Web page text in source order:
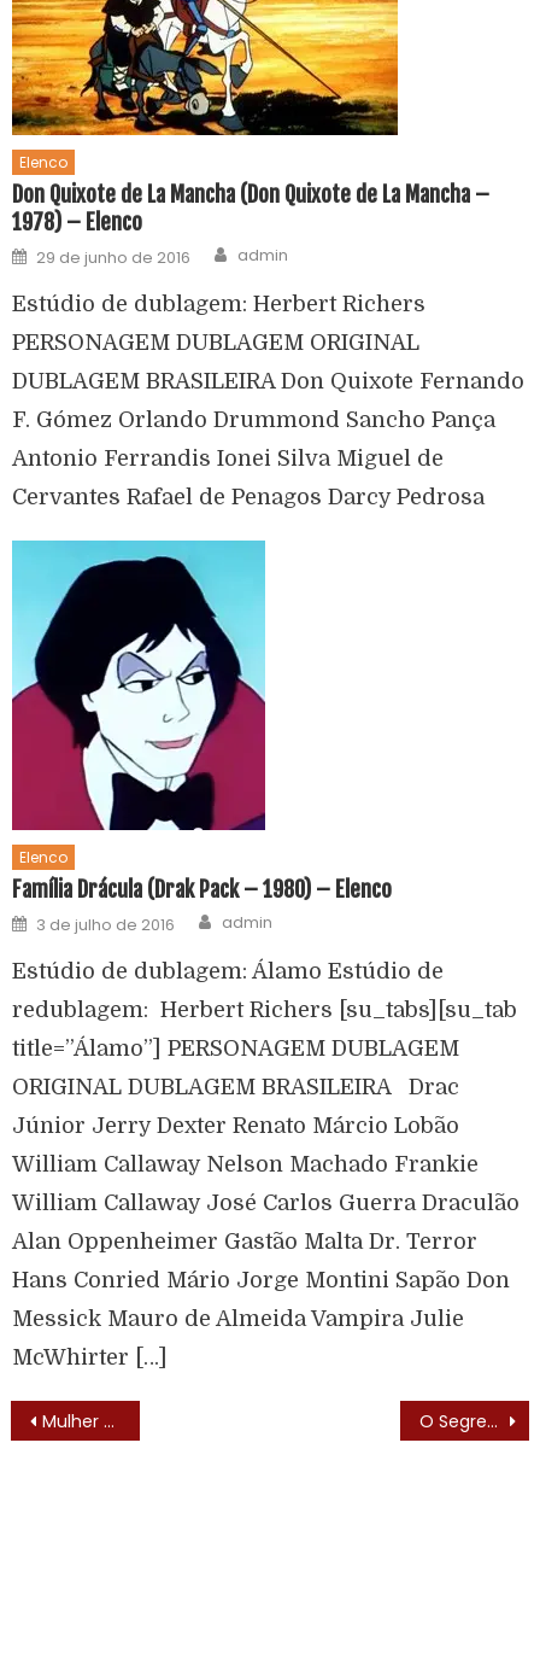
Elenco
Don Quixote de La Mancha (Don Quixote de La Mancha –
1978) – Elenco
29 de junho de 2016 admin
Estúdio de dublagem: Herbert Richers
PERSONAGEM DUBLAGEM ORIGINAL
DUBLAGEM BRASILEIRA Don Quixote Fernando
F. Gómez Orlando Drummond Sancho Pança
Antonio Ferrandis Ionei Silva Miguel de
Cervantes Rafael de Penagos Darcy Pedrosa
Elenco
Família Drácula (Drak Pack – 1980) – Elenco
3 de julho de 2016 admin
Estúdio de dublagem: Álamo Estúdio de
redublagem: Herbert Richers [su_tabs][su_tab
title=”Álamo”] PERSONAGEM DUBLAGEM
ORIGINAL DUBLAGEM BRASILEIRA Drac
Júnior Jerry Dexter Renato Márcio Lobão
William Callaway Nelson Machado Frankie
William Callaway José Carlos Guerra Draculão
Alan Oppenheimer Gastão Malta Dr. Terror
Hans Conried Mário Jorge Montini Sapão Don
Messick Mauro de Almeida Vampira Julie
McWhirter […]
Mulher Maravilha (Wonder Woman – 1975) – Trilha Sonora O Segredo de Isis (Secret of Isis – 1975)